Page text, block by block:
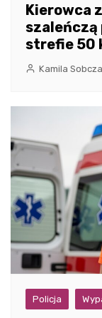
Kierowca
szaleńczą
strefie 50
Kamila
Policja